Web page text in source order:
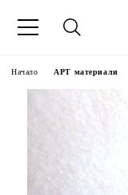
Начало АРТ материали